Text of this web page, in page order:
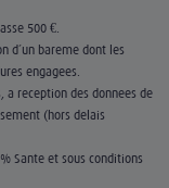
500 €.
d’un barème dont les
engagées.
à réception des données de
(hors délais
Santé et sous conditions